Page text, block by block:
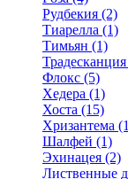
Рудбекия (2)
Тиарелла (1)
Тимьян (1)
Флокс (5)
Хедера (1)
Хоста (15)
Хризантема
Шалфей (1)
Эхинацея (2)
Лиственные